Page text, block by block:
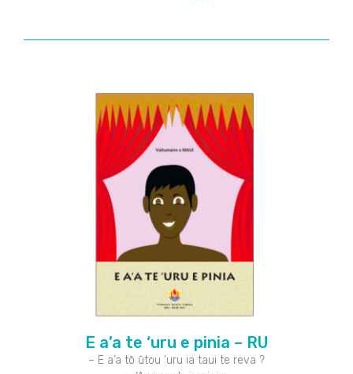
E a’a te ‘uru e pinia – RU
– E a’a tō ūtou ‘uru ia taui te reva ?